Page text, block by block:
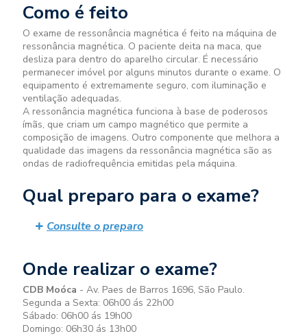
Como é feito
O exame de ressonância magnética é feito na máquina de
ressonância magnética. O paciente deita na maca, que
desliza para dentro do aparelho circular. É necessário
permanecer imóvel por alguns minutos durante o exame. O
equipamento é extremamente seguro, com iluminação e
ventilação adequadas.
A ressonância magnética funciona à base de poderosos
ímãs, que criam um campo magnético que permite a
composição de imagens. Outro componente que melhora a
qualidade das imagens da ressonância magnética são as
ondas de radiofrequência emitidas pela máquina.
Qual preparo para o exame?
Consulte o preparo
Onde realizar o exame?
CDB Moóca - Av. Paes de Barros 1696, São Paulo.
Segunda a Sexta: 06h00 ás 22h00
Sábado: 06h00 ás 19h00
Domingo: 06h30 ás 13h00